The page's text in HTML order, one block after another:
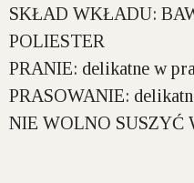
SKŁAD WKŁADU:
POLIESTER
PRANIE: delikatne w
PRASOWANIE:
NIE WOLNO SUSZYĆ